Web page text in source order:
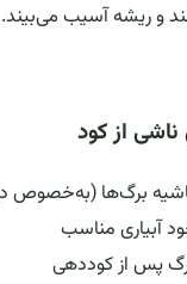
و ریشه آسیب می‌بیند.
از کود
برگ‌ها (به‌خصوص در
آبیاری مناسب
پس از کوددهی